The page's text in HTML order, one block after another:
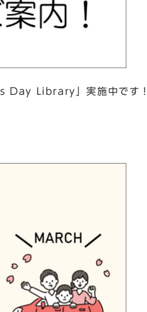
's Day Library」実施中です